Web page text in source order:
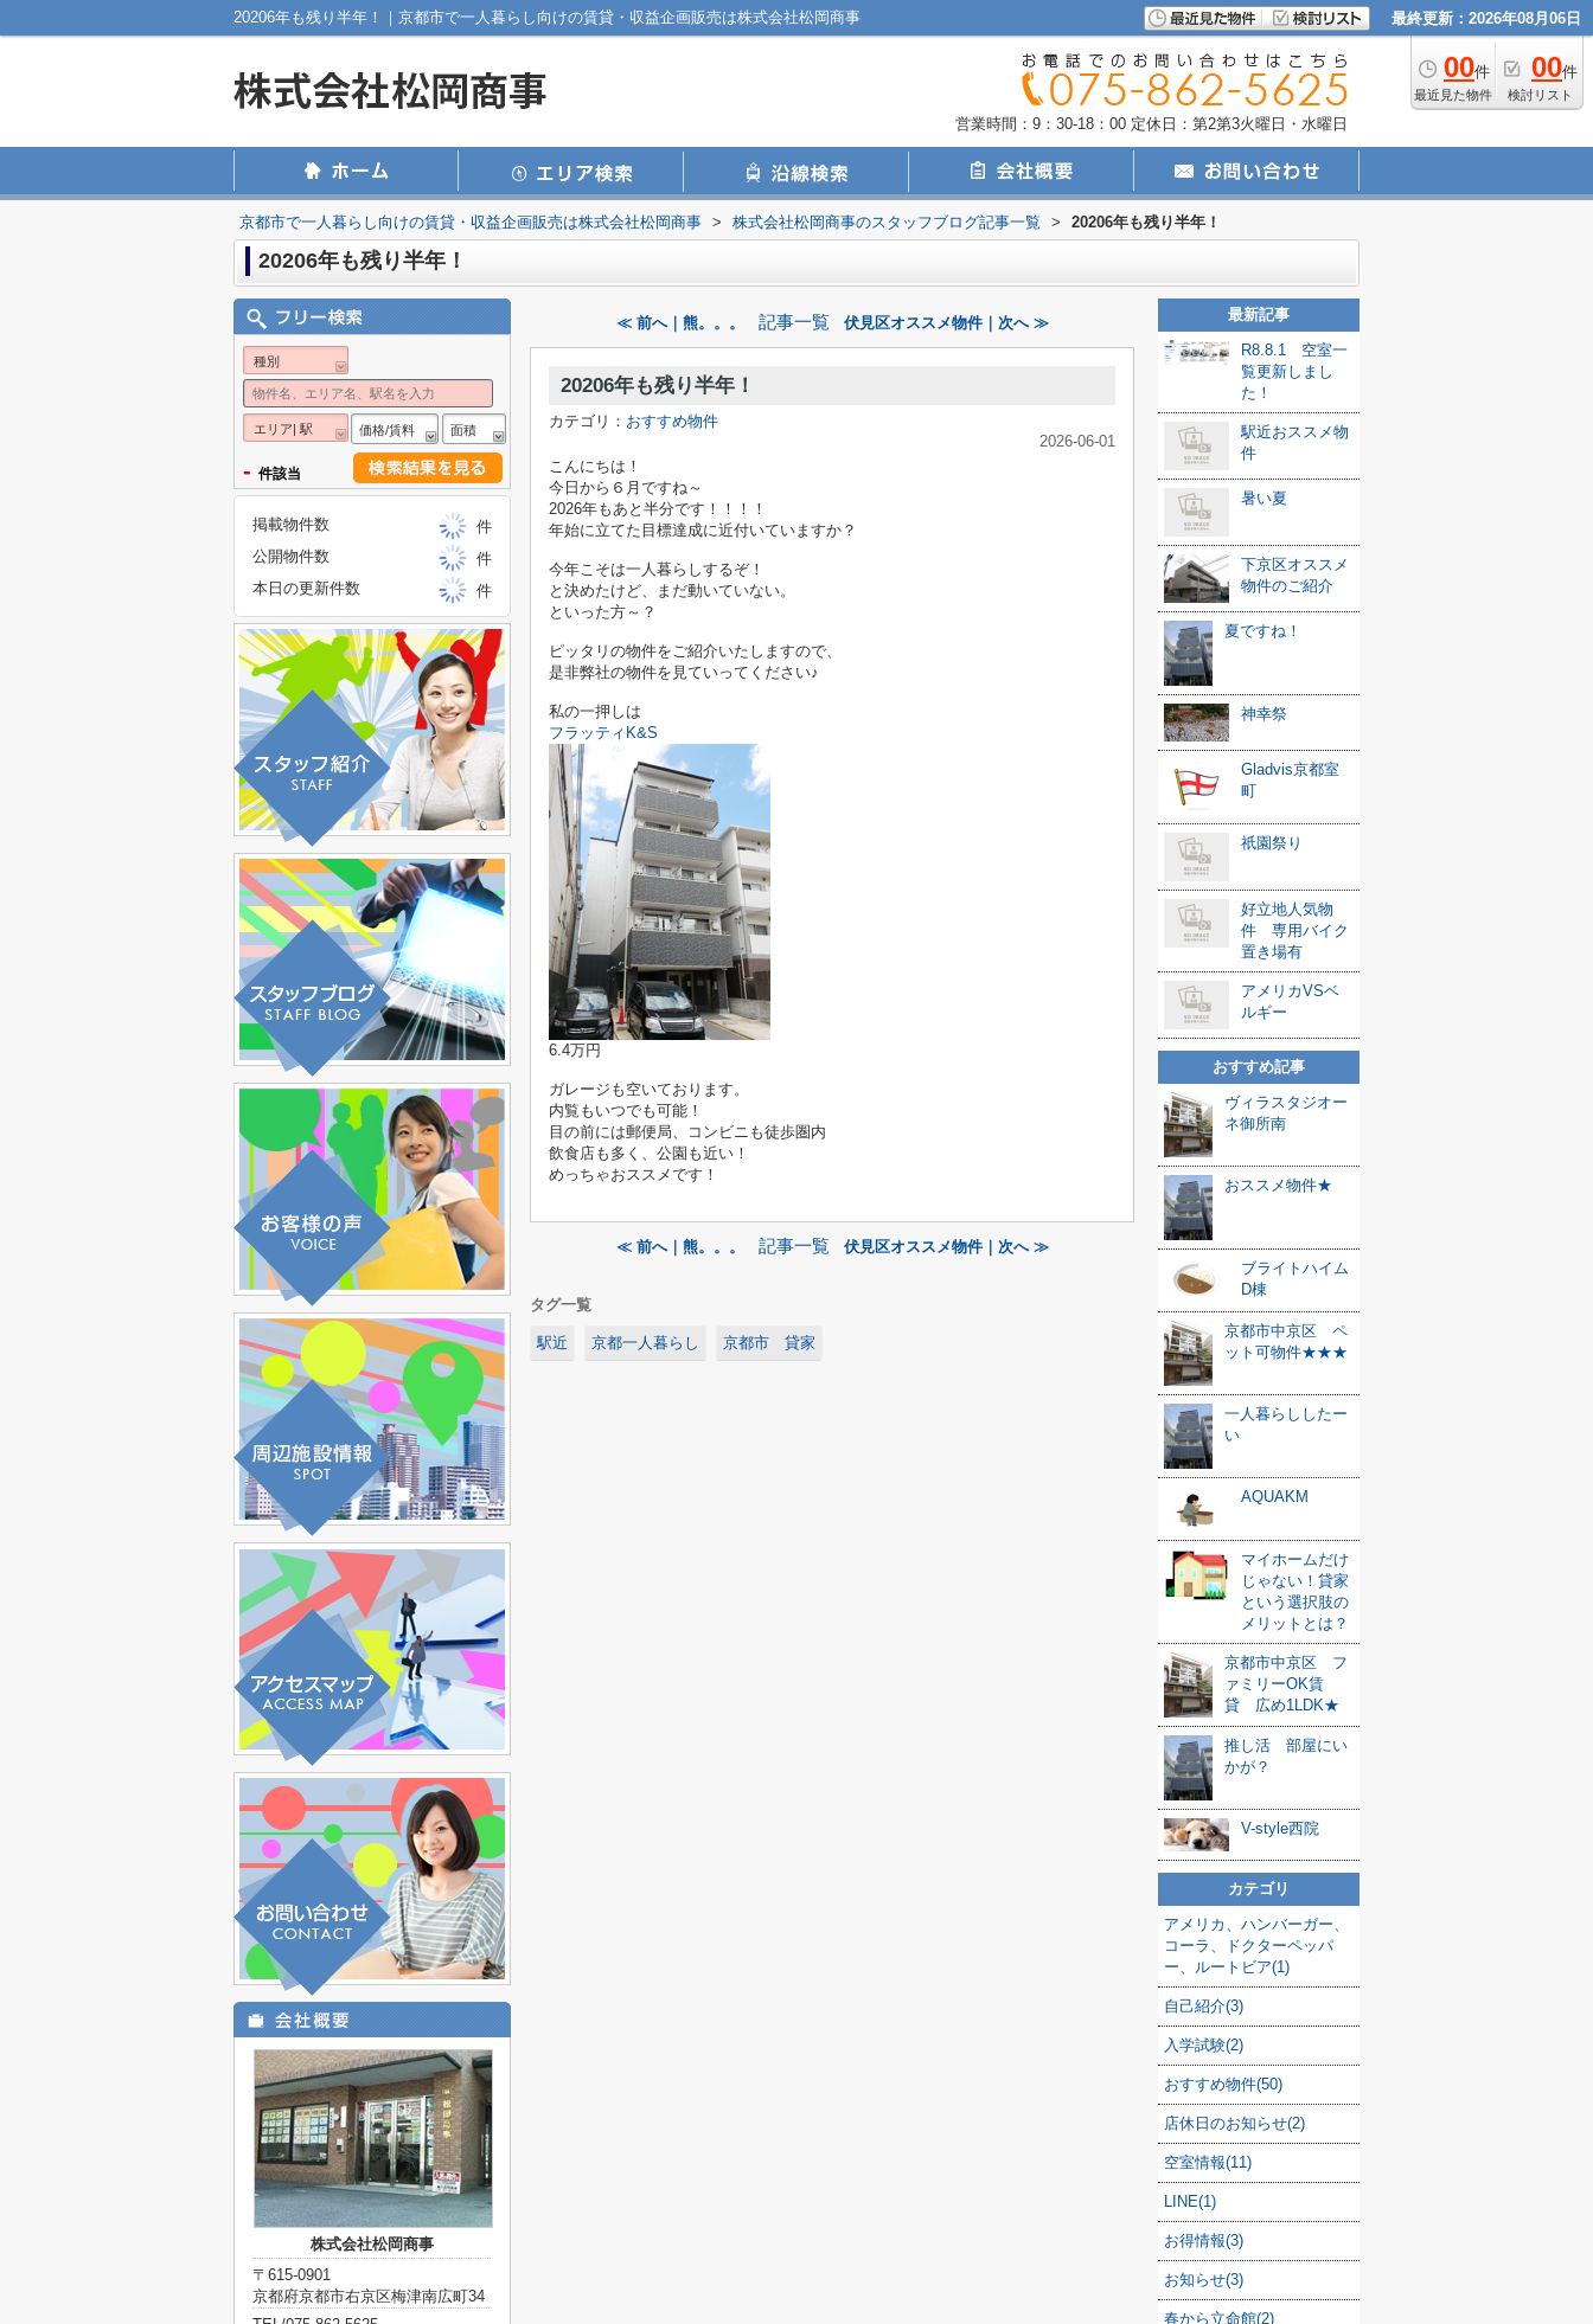
20206年も残り半年！｜京都市で一人暮らし向けの賃貸・収益企画販売は株式会社松岡商事 最終更新：2026年08月06日
00件
最近見た物件
00件
検討リスト
営業時間：9：30-18：00 定休日：第2第3火曜日・水曜日
京都市で一人暮らし向けの賃貸・収益企画販売は株式会社松岡商事 > 株式会社松岡商事のスタッフブログ記事一覧 > 20206年も残り半年！
20206年も残り半年！
≪ 前へ｜熊。。。 記事一覧 伏見区オススメ物件｜次へ ≫
20206年も残り半年！
カテゴリ： おすすめ物件
2026-06-01
こんにちは！
今日から６月ですね～
2026年もあと半分です！！！！
年始に立てた目標達成に近付いていますか？
今年こそは一人暮らしするぞ！
と決めたけど、まだ動いていない。
といった方～？
ピッタリの物件をご紹介いたしますので、
是非弊社の物件を見ていってください♪
私の一押しは
フラッティK&S
6.4万円
ガレージも空いております。
内覧もいつでも可能！
目の前には郵便局、コンビニも徒歩圏内
飲食店も多く、公園も近い！
めっちゃおススメです！
≪ 前へ｜熊。。。 記事一覧 伏見区オススメ物件｜次へ ≫
タグ一覧
駅近 京都一人暮らし 京都市 貸家
最新記事
R8.8.1 空室一
覧更新しまし
た！
駅近おススメ物
件
暑い夏
下京区オススメ
物件のご紹介
夏ですね！
神幸祭
Gladvis京都室
町
祇園祭り
好立地人気物
件 専用バイク
置き場有
アメリカVSベ
ルギー
おすすめ記事
ヴィラスタジオー
ネ御所南
おススメ物件★
ブライトハイム
D棟
京都市中京区 ペ
ット可物件★★★
一人暮らししたー
い
AQUAKM
マイホームだけ
じゃない！貸家
という選択肢の
メリットとは？
京都市中京区 フ
ァミリーOK賃
貸 広め1LDK★
推し活 部屋にい
かが？
V-style西院
カテゴリ
アメリカ、ハンバーガー、
コーラ、ドクターペッパ
ー、ルートビア(1)
自己紹介(3)
入学試験(2)
おすすめ物件(50)
店休日のお知らせ(2)
空室情報(11)
LINE(1)
お得情報(3)
お知らせ(3)
春から立命館(2)
種別
エリア| 駅 価格/賃料 面積
- 件該当
掲載物件数
件
公開物件数
件
本日の更新件数
件
株式会社松岡商事
〒615-0901
京都府京都市右京区梅津南広町34